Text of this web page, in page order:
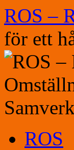
Hoppa
till
innehåll
ROS –
för ett
ROS